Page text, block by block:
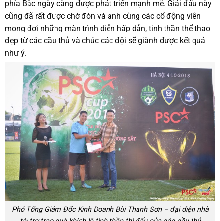
phía Bắc ngày càng được phát triển mạnh mẽ. Giải đấu này
cũng đã rất được chờ đón và anh cùng các cổ động viên
mong đợi những màn trình diễn hấp dẫn, tinh thần thể thao
đẹp từ các cầu thủ và chúc các đội sẽ giành được kết quả
như ý.
Phó Tổng Giám Đốc Kinh Doanh Bùi Thanh Sơn – đại diện nhà